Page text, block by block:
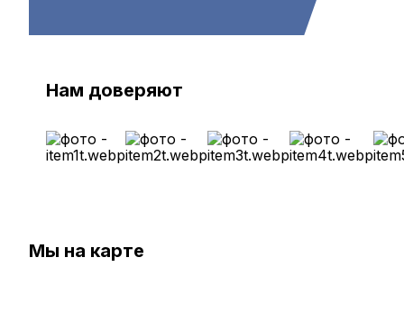
Нам доверяют
Мы на карте